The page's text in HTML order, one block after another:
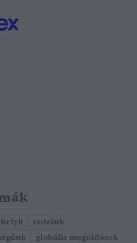
erdeink
globális megoldások